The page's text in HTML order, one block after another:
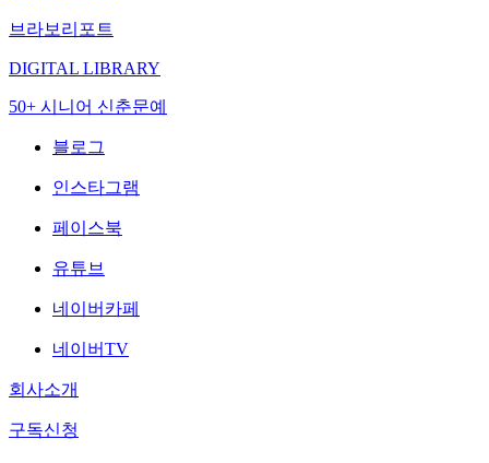
브라보리포트
DIGITAL LIBRARY
50+ 시니어 신춘문예
블로그
인스타그램
페이스북
유튜브
네이버카페
네이버TV
회사소개
구독신청